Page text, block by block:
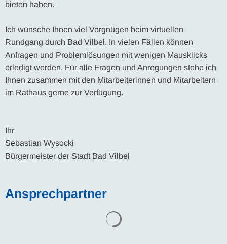
bieten haben.
Ich wünsche Ihnen viel Vergnügen beim virtuellen
Rundgang durch Bad Vilbel. In vielen Fällen können
Anfragen und Problemlösungen mit wenigen Mausklicks
erledigt werden. Für alle Fragen und Anregungen stehe ich
Ihnen zusammen mit den Mitarbeiterinnen und Mitarbeitern
im Rathaus gerne zur Verfügung.
Ihr
Sebastian Wysocki
Bürgermeister der Stadt Bad Vilbel
Ansprechpartner